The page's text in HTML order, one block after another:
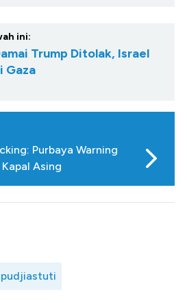
ini:
Trump Ditolak, Israel
Gaza
Purbaya Warning
Asing